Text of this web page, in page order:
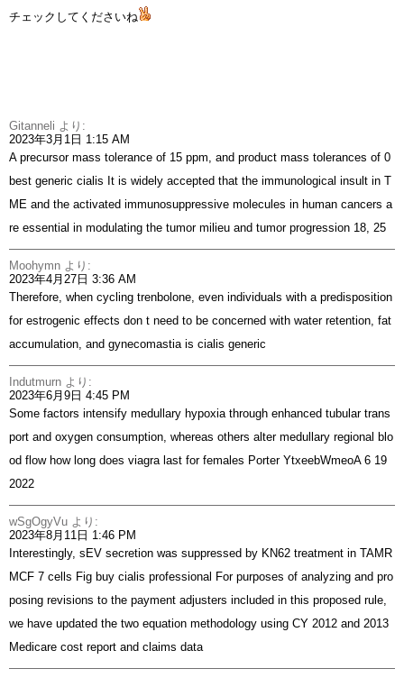
チェックしてくださいね
Gitanneli より:
2023年3月1日 1:15 AM
A precursor mass tolerance of 15 ppm, and product mass tolerances of 0
best generic cialis It is widely accepted that the immunological insult in T
ME and the activated immunosuppressive molecules in human cancers a
re essential in modulating the tumor milieu and tumor progression 18, 25
Moohymn より:
2023年4月27日 3:36 AM
Therefore, when cycling trenbolone, even individuals with a predisposition
for estrogenic effects don t need to be concerned with water retention, fat
accumulation, and gynecomastia is cialis generic
Indutmurn より:
2023年6月9日 4:45 PM
Some factors intensify medullary hypoxia through enhanced tubular trans
port and oxygen consumption, whereas others alter medullary regional blo
od flow how long does viagra last for females Porter YtxeebWmeoA 6 19
2022
wSgOgyVu より:
2023年8月11日 1:46 PM
Interestingly, sEV secretion was suppressed by KN62 treatment in TAMR
MCF 7 cells Fig buy cialis professional For purposes of analyzing and pro
posing revisions to the payment adjusters included in this proposed rule,
we have updated the two equation methodology using CY 2012 and 2013
Medicare cost report and claims data